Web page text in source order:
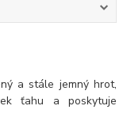
a stále jemný hrot,
ťahu a poskytuje